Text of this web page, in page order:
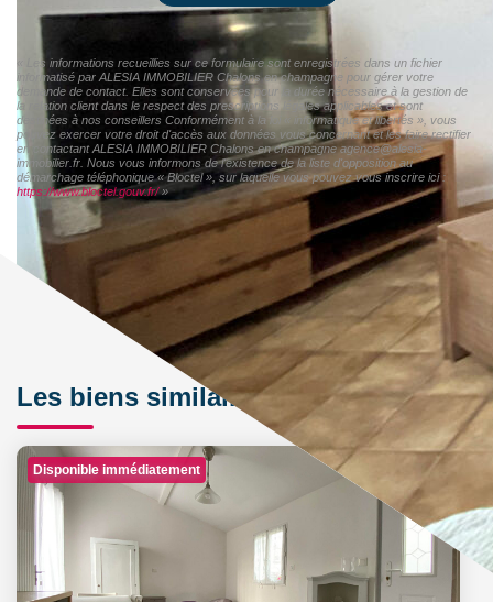
« Les informations recueillies sur ce formulaire sont enregistrées dans un fichier
informatisé par ALESIA IMMOBILIER Chalons en champagne pour gérer votre
demande de contact. Elles sont conservées pour la durée nécessaire à la gestion de
la relation client dans le respect des prescriptions légales applicables et sont
destinées à nos conseillers Conformément à la loi « informatique et libertés », vous
pouvez exercer votre droit d'accès aux données vous concernant et les faire rectifier
en contactant ALESIA IMMOBILIER Chalons en champagne agence@alesia-
immobilier.fr. Nous vous informons de l'existence de la liste d'opposition au
démarchage téléphonique « Bloctel », sur laquelle vous pouvez vous inscrire ici :
https://www.bloctel.gouv.fr/»
Les biens similaires
Disponible immédiatement